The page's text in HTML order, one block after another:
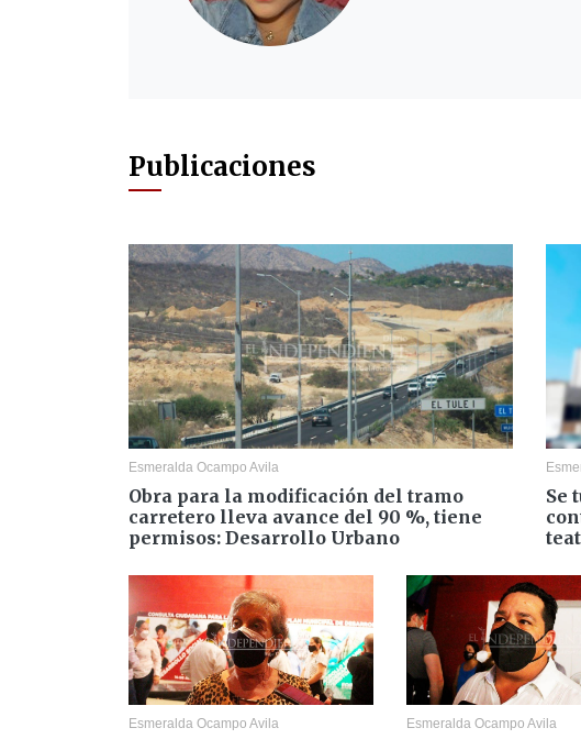
Publicaciones
Esmeralda Ocampo Avila
Obra para la modificación del tramo
carretero lleva avance del 90 %, tiene
permisos: Desarrollo Urbano
Se
Esmeralda Ocampo Avila Esmeralda Ocampo Avila